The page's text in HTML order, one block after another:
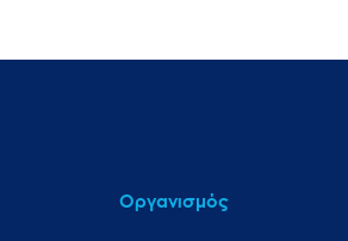
Οργανισμός